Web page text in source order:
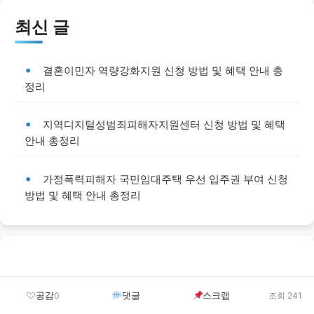
최신 글
결혼이민자 역량강화지원 신청 방법 및 혜택 안내 총
정리
지역디지털성범죄피해자지원센터 신청 방법 및 혜택
안내 총정리
가정폭력피해자 국민임대주택 우선 입주권 부여 신청
방법 및 혜택 안내 총정리
공감0 댓글 스크랩 조회 241